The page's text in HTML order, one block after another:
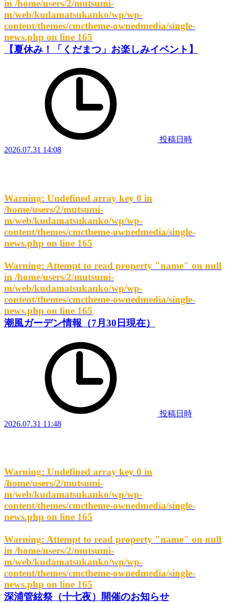
in /home/users/2/mutsumi-
m/web/kudamatsukanko/wp/wp-
content/themes/cmctheme-ownedmedia/single-
news.php on line 165
【夏休み！「くだまつ」お楽しみイベント】
投稿日時
2026.07.31 14:08
Warning: Undefined array key 0 in
/home/users/2/mutsumi-
m/web/kudamatsukanko/wp/wp-
content/themes/cmctheme-ownedmedia/single-
news.php on line 165
Warning: Attempt to read property "name" on null
in /home/users/2/mutsumi-
m/web/kudamatsukanko/wp/wp-
content/themes/cmctheme-ownedmedia/single-
news.php on line 165
潮風ガーデン情報（7月30日現在）
投稿日時
2026.07.31 11:48
Warning: Undefined array key 0 in
/home/users/2/mutsumi-
m/web/kudamatsukanko/wp/wp-
content/themes/cmctheme-ownedmedia/single-
news.php on line 165
Warning: Attempt to read property "name" on null
in /home/users/2/mutsumi-
m/web/kudamatsukanko/wp/wp-
content/themes/cmctheme-ownedmedia/single-
news.php on line 165
深浦管絃祭（十七夜）開催のお知らせ